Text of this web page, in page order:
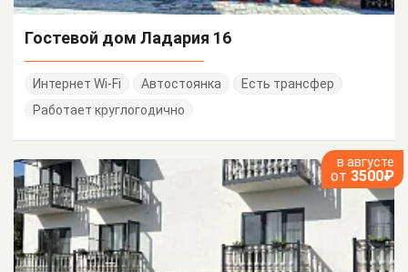
Гостевой дом Ладария 16
Интернет Wi-Fi Автостоянка
Есть трансфер
Работает круглогодично
в августе
от 3500₽